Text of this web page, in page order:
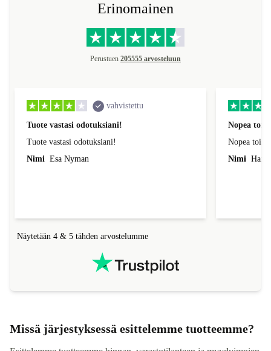
Erinomainen
Perustuen 205555 arvosteluun
vahvistettu
Tuote vastasi odotuksiani!
Tuote vastasi odotuksiani!
Nimi Esa Nyman
Nopea
Nopea
Nimi Harri
Näytetään 4 & 5 tähden arvostelumme
Missä järjestyksessä esittelemme tuotteemme?